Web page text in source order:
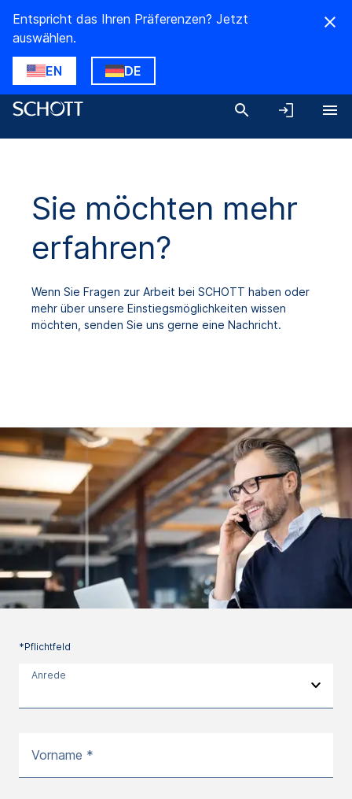
Entspricht das Ihren Präferenzen? Jetzt
auswählen.
EN DE
Sie möchten mehr
erfahren?
Wenn Sie Fragen zur Arbeit bei SCHOTT haben oder
mehr über unsere Einstiegsmöglichkeiten wissen
möchten, senden Sie uns gerne eine Nachricht.
*Pflichtfeld
Anrede
Vorname *